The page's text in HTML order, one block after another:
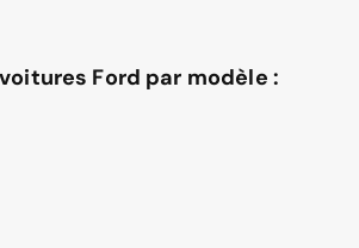
Ford par modèle :